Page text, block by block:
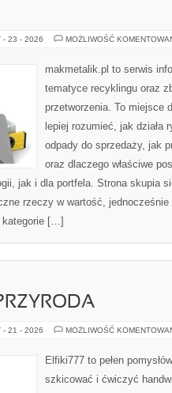
- 23 - 2026 MOŻLIWOŚĆ
makmetalik.pl to serwis
tematyce recyklingu oraz
przetworzenia. To miejsce
lepiej rozumieć, jak działa
odpady do sprzedaży, jak
oraz dlaczego właściwe
jak i dla portfela. Strona skupia
rzeczy w wartość, jednocześnie
kategorie […]
- 21 - 2026 MOŻLIWOŚĆ
Elfiki777 to pełen
szkicować i ćwiczyć